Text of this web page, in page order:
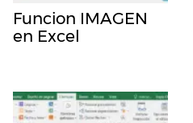
Funcion IMAGEN
en Excel